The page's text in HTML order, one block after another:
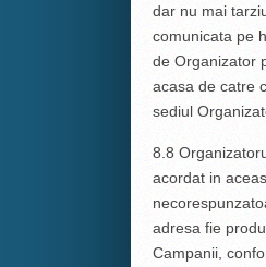
dar nu mai
comunicata pe
de Organizator
acasa de catre
sediul
8.8
acordat in
adresa fie
Campanii,